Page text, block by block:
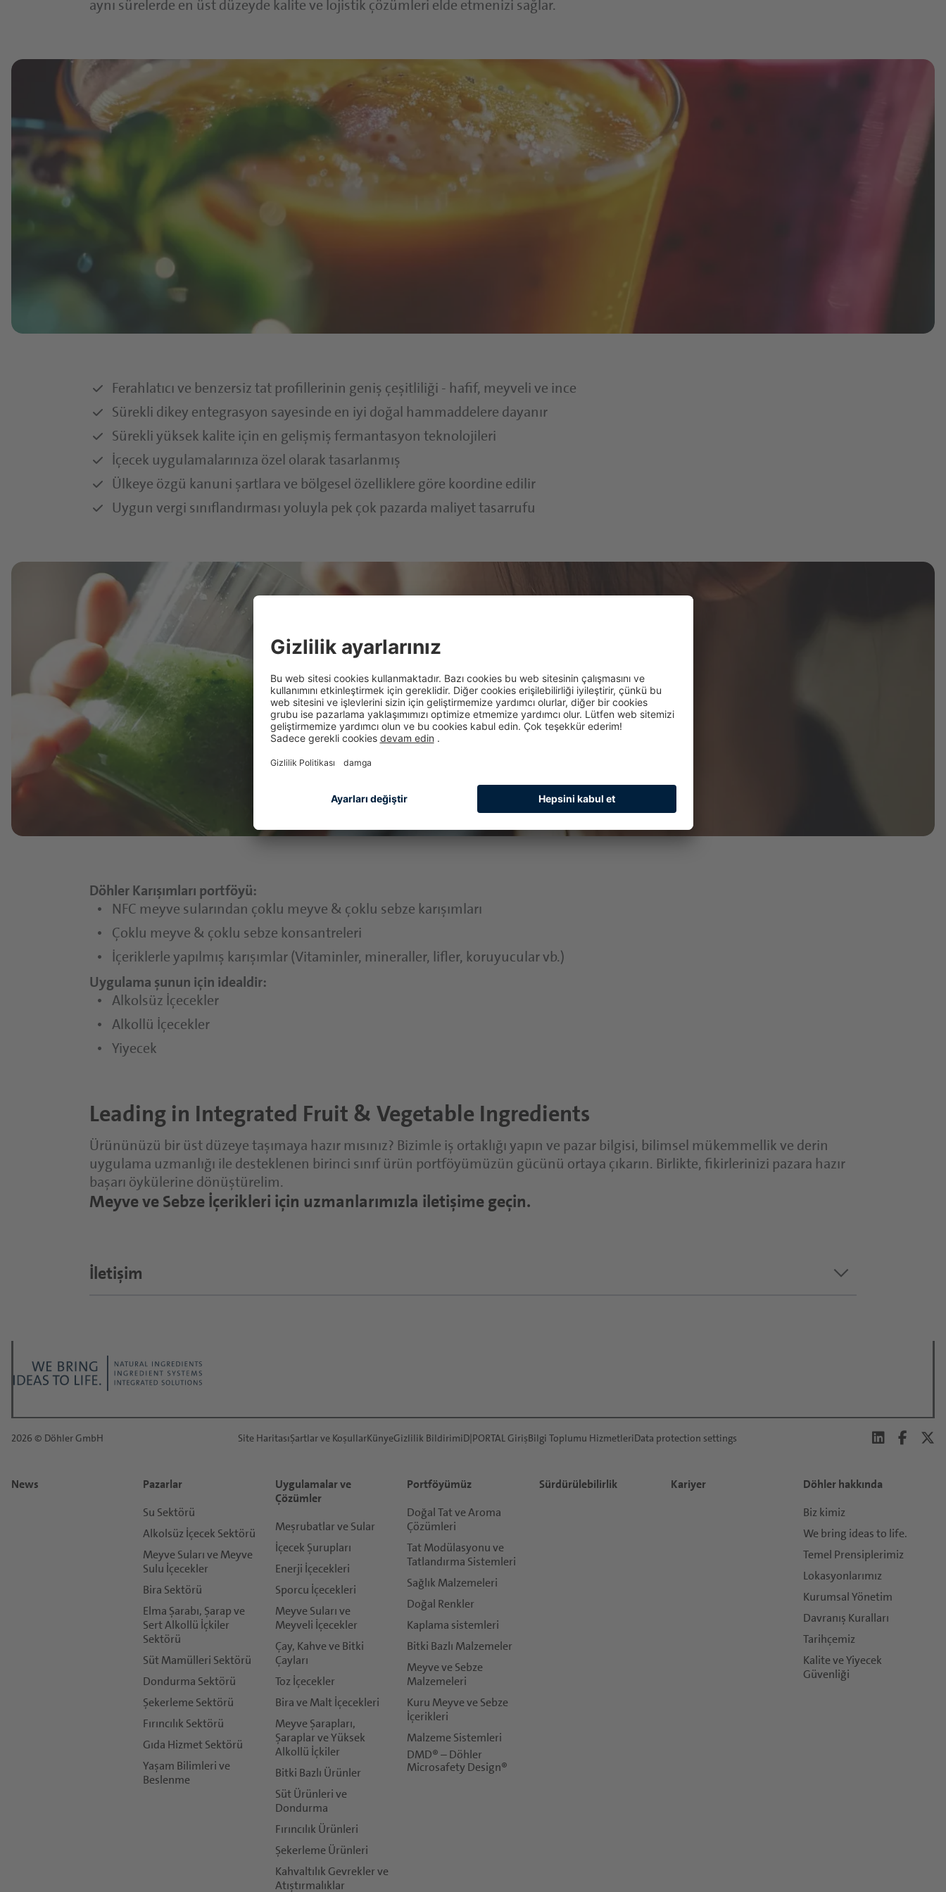
Sürülebilir Ürünler ve Soslar
aynı sürelerde en üst düzeyde kalite ve lojistik çözümleri elde etmenizi sağlar.
Ferahlatıcı ve benzersiz tat profillerinin geniş çeşitliliği - hafif, meyveli ve ince
Sürekli dikey entegrasyon sayesinde en iyi doğal hammaddelere dayanır
Sürekli yüksek kalite için en gelişmiş fermantasyon teknolojileri
İçecek uygulamalarınıza özel olarak tasarlanmış
Ülkeye özgü kanuni şartlara ve bölgesel özelliklere göre koordine edilir
Uygun vergi sınıflandırması yoluyla pek çok pazarda maliyet tasarrufu
Döhler Karışımları portföyü:
NFC meyve sularından çoklu meyve & çoklu sebze karışımları
Çoklu meyve & çoklu sebze konsantreleri
İçeriklerle yapılmış karışımlar (Vitaminler, mineraller, lifler, koruyucular vb.)
Uygulama şunun için idealdir:
Alkolsüz İçecekler
Alkollü İçecekler
Yiyecek
Leading in Integrated Fruit & Vegetable Ingredients
Ürününüzü bir üst düzeye taşımaya hazır mısınız? Bizimle iş ortaklığı yapın ve pazar bilgisi, bilimsel mükemmellik ve derin
uygulama uzmanlığı ile desteklenen birinci sınıf ürün portföyümüzün gücünü ortaya çıkarın. Birlikte, fikirlerinizi pazara hazır
başarı öykülerine dönüştürelim.
Meyve ve Sebze İçerikleri için uzmanlarımızla iletişime geçin.
İletişim keyboard_arrow_down
*
Hitap:
*
İsteğiniz veya yorumunuz (maks. 500 karakter):
Döhler, burada sağlanan tüm bilgileri yalnızcagizlilik politikası
2026 © Döhler GmbH Site HaritasıŞartlar ve KoşullarKünyeGizlilik BildirimiD|PORTAL GirişBilgi Toplumu HizmetleriData protection settings
News
Pazarlar
Su Sektörü
Alkolsüz İçecek Sektörü
Meyve Suları ve Meyve
Sulu İçecekler
Bira Sektörü
Elma Şarabı, Şarap ve
Sert Alkollü İçkiler
Sektörü
Süt Mamülleri Sektörü
Dondurma Sektörü
Şekerleme Sektörü
Fırıncılık Sektörü
Gıda Hizmet Sektörü
Yaşam Bilimleri ve
Beslenme
Uygulamalar ve
Çözümler
Meşrubatlar ve Sular
İçecek Şurupları
Enerji İçecekleri
Sporcu İçecekleri
Meyve Suları ve
Meyveli İçecekler
Çay, Kahve ve Bitki
Çayları
Toz İçecekler
Bira ve Malt İçecekleri
Meyve Şarapları,
Şaraplar ve Yüksek
Alkollü İçkiler
Bitki Bazlı Ürünler
Süt Ürünleri ve
Dondurma
Fırıncılık Ürünleri
Şekerleme Ürünleri
Kahvaltılık Gevrekler ve
Atıştırmalıklar
Portföyümüz
Doğal Tat ve Aroma
Çözümleri
Tat Modülasyonu ve
Tatlandırma Sistemleri
Sağlık Malzemeleri
Doğal Renkler
Kaplama sistemleri
Bitki Bazlı Malzemeler
Meyve ve Sebze
Malzemeleri
Kuru Meyve ve Sebze
İçerikleri
Malzeme Sistemleri
DMD® – Döhler
Microsafety Design®
Sürdürülebilirlik Kariyer
Döhler hakkında
Biz kimiz
We bring ideas to life.
Temel Prensiplerimiz
Lokasyonlarımız
Kurumsal Yönetim
Davranış Kuralları
Tarihçemiz
Kalite ve Yiyecek
Güvenliği